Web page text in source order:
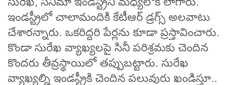
ఇండస్ట్రీలో చాలామందికి కేటీఆర్‌ డ్రగ్స్ అలవాటు
చేశారన్నారు. ఒకరిద్దరి పేర్లను కూడా ప్రస్తావించారు.
కొండా సురేఖ వ్యాఖ్యలపై సినీ పరిశ్రమకు చెందిన
కొందరు తీవ్రస్థాయిలో తప్పుబట్టారు. సురేఖ
వ్యాఖ్యల్ని ఇండస్ట్రీకి చెందిన పలువురు ఖండిస్తూ..